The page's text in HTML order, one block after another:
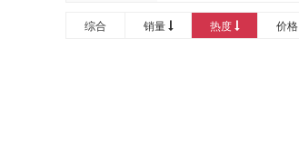
20000以上
综合 销量 热度 价格